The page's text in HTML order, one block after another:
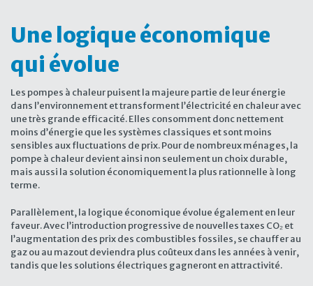
Une logique économique
qui évolue
Les pompes à chaleur puisent la majeure partie de leur énergie
dans l’environnement et transforment l’électricité en chaleur avec
une très grande efficacité. Elles consomment donc nettement
moins d’énergie que les systèmes classiques et sont moins
sensibles aux fluctuations de prix. Pour de nombreux ménages, la
pompe à chaleur devient ainsi non seulement un choix durable,
mais aussi la solution économiquement la plus rationnelle à long
terme.
Parallèlement, la logique économique évolue également en leur
faveur. Avec l’introduction progressive de nouvelles taxes CO₂ et
l’augmentation des prix des combustibles fossiles, se chauffer au
gaz ou au mazout deviendra plus coûteux dans les années à venir,
tandis que les solutions électriques gagneront en attractivité.